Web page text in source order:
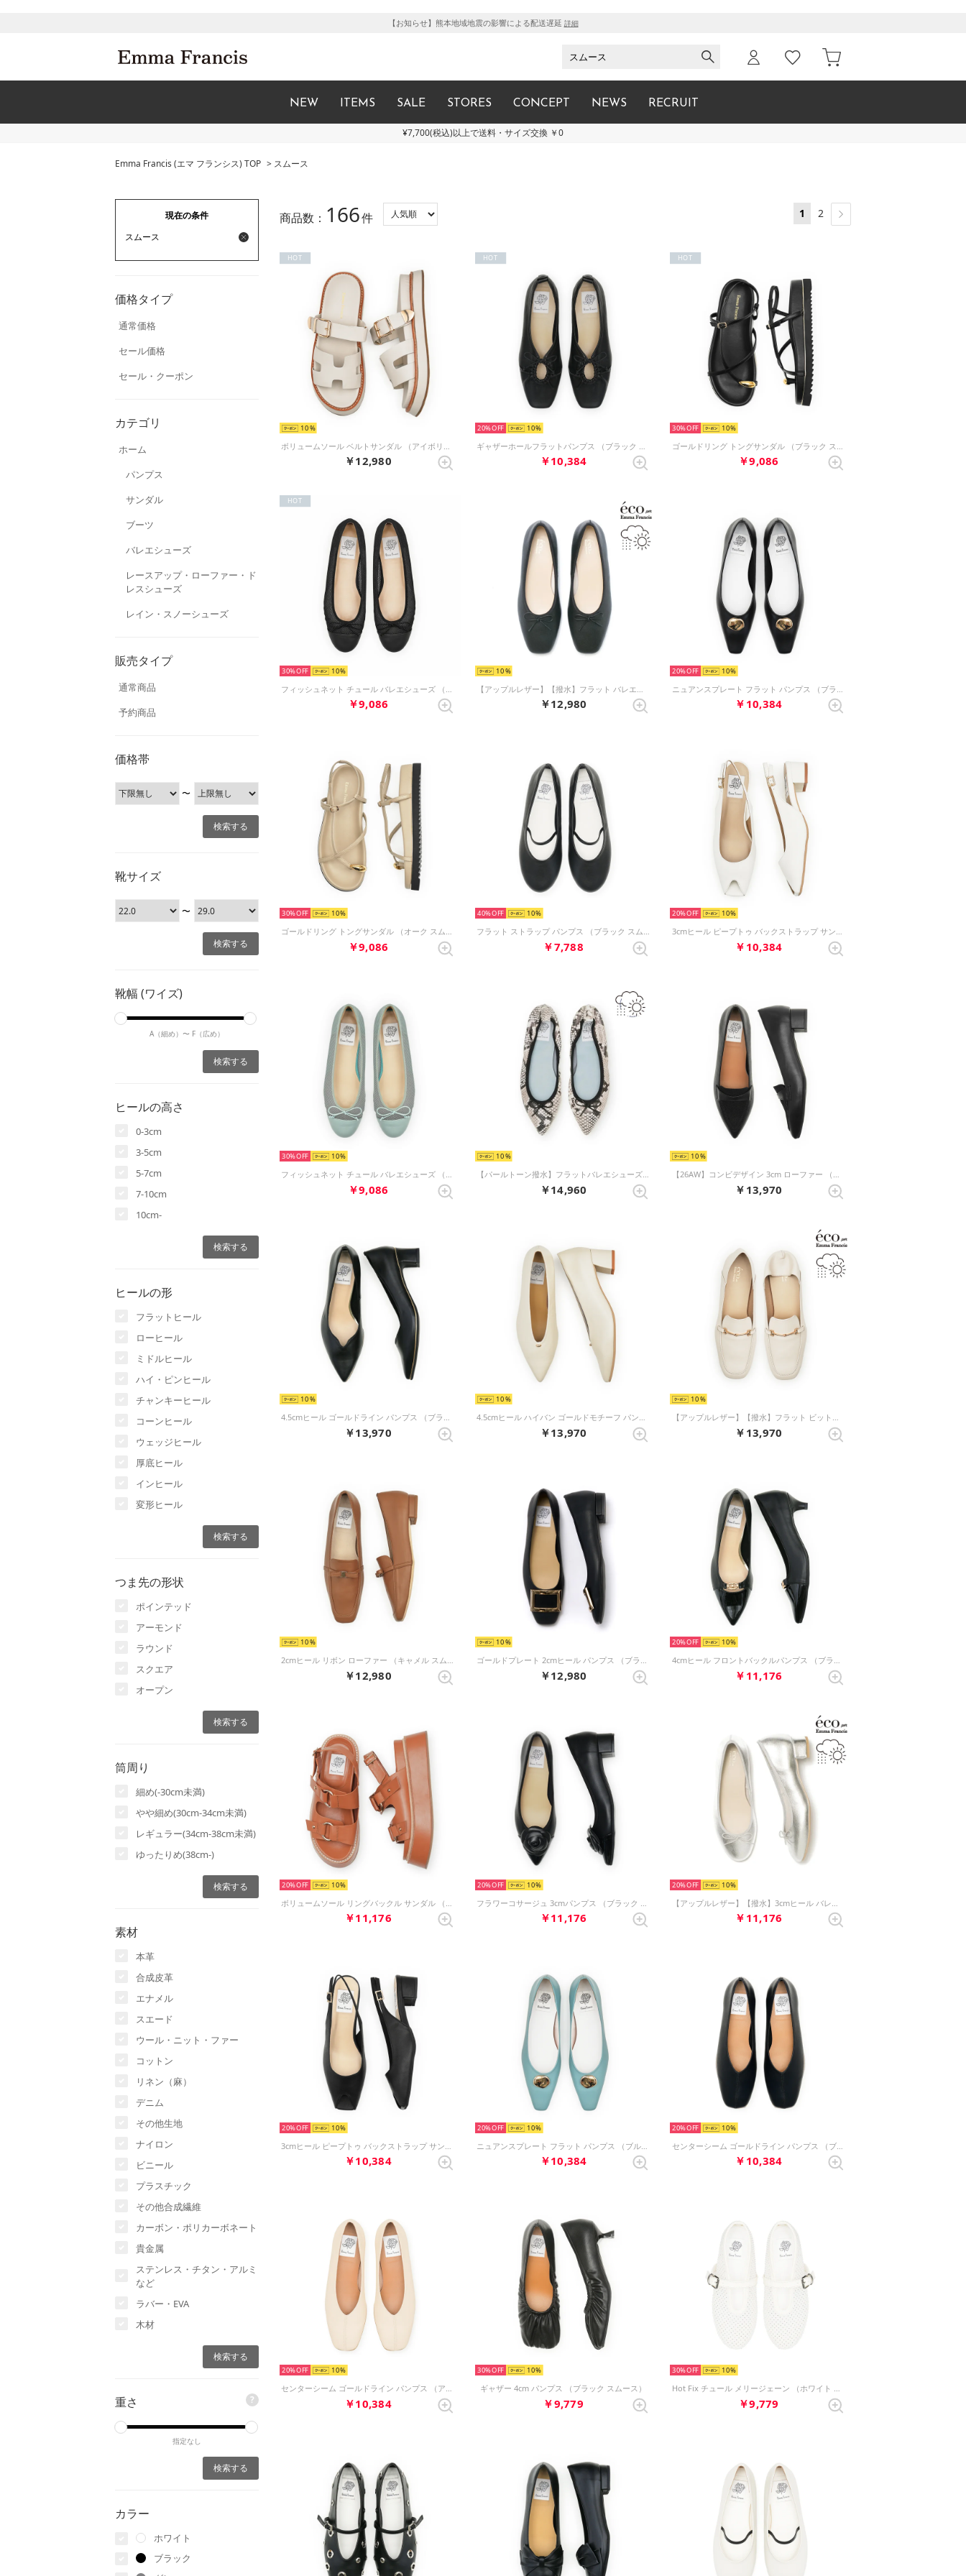
【お知らせ】熊本地域地震の影響による配送遅延 詳細
NEW ITEMS SALE STORES CONCEPT NEWS RECRUIT
¥7,700(税込)以上で送料・サイズ交換 ￥0
Emma Francis (エマ フランシス) TOP > スムース
現在の条件
スムース
価格タイプ
通常価格
セール価格
セール・クーポン
カテゴリ
ホーム
パンプス
サンダル
ブーツ
バレエシューズ
レースアップ・ローファー・ド
レスシューズ
レイン・スノーシューズ
販売タイプ
通常商品
予約商品
価格帯
〜
靴サイズ
〜
靴幅 (ワイズ)
A（細め）〜 F（広め）
ヒールの高さ
0-3cm
3-5cm
5-7cm
7-10cm
10cm-
ヒールの形
フラットヒール
ローヒール
ミドルヒール
ハイ・ピンヒール
チャンキーヒール
コーンヒール
ウェッジヒール
厚底ヒール
インヒール
変形ヒール
つま先の形状
ポインテッド
アーモンド
ラウンド
スクエア
オープン
筒周り
細め(-30cm未満)
やや細め(30cm-34cm未満)
レギュラー(34cm-38cm未満)
ゆったりめ(38cm-)
素材
本革
合成皮革
エナメル
スエード
ウール・ニット・ファー
コットン
リネン（麻）
デニム
その他生地
ナイロン
ビニール
プラスチック
その他合成繊維
カーボン・ポリカーボネート
貴金属
ステンレス・チタン・アルミ
など
ラバー・EVA
木材
重さ ?
指定なし
カラー
ホワイト
ブラック
商品数： 166件 1 2
HOT
10
￥12,980
HOT
20% 10
￥10,384
HOT
30% 10
￥9,086
HOT
30% 10
￥9,086
10
￥12,980
20% 10
￥10,384
30% 10
ゴールドリング トングサンダル （オーク スムース）
￥9,086
40% 10
フラット ストラップ パンプス （ブラック スムース）
￥7,788
20% 10
3cmヒール ピープトゥ バックストラップ サンダル （アイボリー スムース）
￥10,384
30% 10
フィッシュネット チュール バレエシューズ （グリーン フィッシュネット）
￥9,086
10
【パールトーン撥水】フラットバレエシューズ（パイソン柄 レザースムース）
￥14,960
10
【26AW】コンビデザイン 3cm ローファー （ブラック スムース）
￥13,970
10
4.5cmヒール ゴールドライン パンプス （ブラック スムース）
￥13,970
10
4.5cmヒール ハイバン ゴールドモチーフ パンプス （アイボリー スムース）
￥13,970
10
【アップルレザー】【撥水】フラット ビットローファー （アイボリー アップルレザースムース）
￥13,970
10
￥12,980
10
￥12,980
20% 10
￥11,176
20% 10
￥11,176
20% 10
￥11,176
20% 10
￥11,176
20% 10
￥10,384
20% 10
￥10,384
20% 10
センターシーム ゴールドライン パンプス （ブラック スムース）
￥10,384
20% 10
センターシーム ゴールドライン パンプス （アイボリー スムース）
￥10,384
30% 10
ギャザー 4cm パンプス （ブラック スムース）
￥9,779
30% 10
Hot Fix チュール メリージェーン （ホワイト チュール）
￥9,779